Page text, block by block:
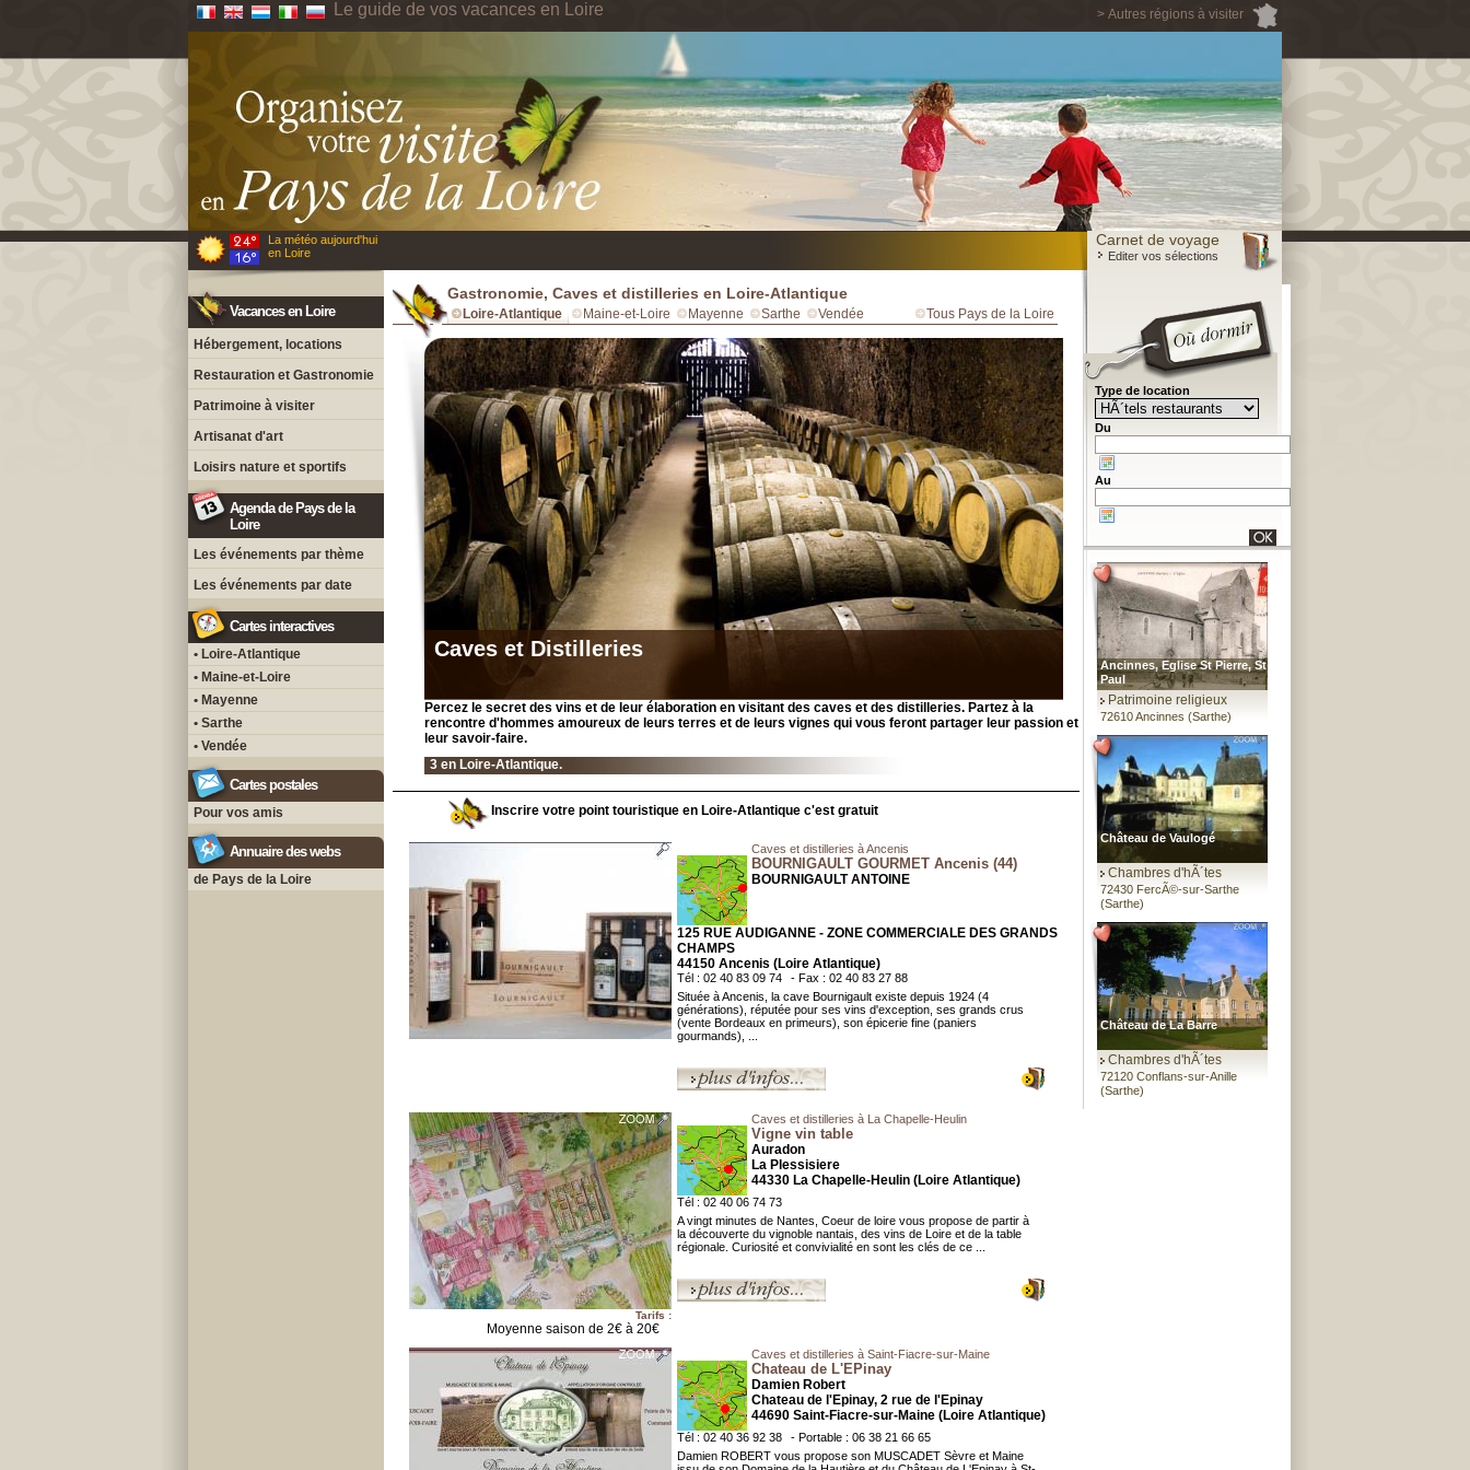
> Autres régions à visiter
Le guide de vos vacances en Loire
La météo aujourd'hui
en Loire
Carnet de voyage
Editer vos sélections
Vacances en Loire
Hébergement, locations
Restauration et Gastronomie
Patrimoine à visiter
Artisanat d'art
Loisirs nature et sportifs
Agenda de Pays de la
Loire
Les événements par thème
Les événements par date
Cartes interactives
• Loire-Atlantique
• Maine-et-Loire
• Mayenne
• Sarthe
• Vendée
Cartes postales
Pour vos amis
Annuaire des webs
de Pays de la Loire
Gastronomie, Caves et distilleries en Loire-Atlantique
Loire-Atlantique Maine-et-Loire Mayenne Sarthe Vendée Tous Pays de la Loire
Caves et Distilleries
Percez le secret des vins et de leur élaboration en visitant des caves et des distilleries. Partez à la
rencontre d'hommes amoureux de leurs terres et de leurs vignes qui vous feront partager leur passion et
leur savoir-faire.
3 en Loire-Atlantique.
Inscrire votre point touristique en Loire-Atlantique c'est gratuit
Caves et distilleries à Ancenis
BOURNIGAULT GOURMET Ancenis (44)
BOURNIGAULT ANTOINE
125 RUE AUDIGANNE - ZONE COMMERCIALE DES GRANDS
CHAMPS
44150 Ancenis (Loire Atlantique)
Tél : 02 40 83 09 74
- Fax : 02 40 83 27 88
Située à Ancenis, la cave Bournigault existe depuis 1924 (4
générations), réputée pour ses vins d'exception, ses grands crus
(vente Bordeaux en primeurs), son épicerie fine (paniers
gourmands), ...
Tarifs :
Moyenne saison de 2€ à 20€
Caves et distilleries à La Chapelle-Heulin
Vigne vin table
Auradon
La Plessisiere
44330 La Chapelle-Heulin (Loire Atlantique)
Tél : 02 40 06 74 73
A vingt minutes de Nantes, Coeur de loire vous propose de partir à
la découverte du vignoble nantais, des vins de Loire et de la table
régionale. Curiosité et convivialité en sont les clés de ce ...
Caves et distilleries à Saint-Fiacre-sur-Maine
Chateau de L'EPinay
Damien Robert
Chateau de l'Epinay, 2 rue de l'Epinay
44690 Saint-Fiacre-sur-Maine (Loire Atlantique)
Tél : 02 40 36 92 38
- Portable : 06 38 21 66 65
Damien ROBERT vous propose son MUSCADET Sèvre et Maine
Type de location
Du
Au
Ancinnes, Eglise St Pierre, St
Paul
Patrimoine religieux
72610 Ancinnes (Sarthe)
Château de Vaulogé
Chambres d'hÃ´tes
72430 FercÃ©-sur-Sarthe
(Sarthe)
Château de La Barre
Chambres d'hÃ´tes
72120 Conflans-sur-Anille
(Sarthe)